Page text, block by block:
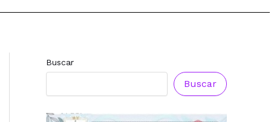
Buscar
Buscar